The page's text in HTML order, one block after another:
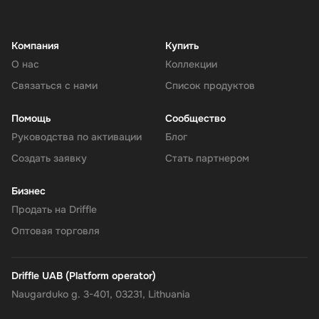
Компания
О нас
Связаться с нами
Купить
Коллекции
Список продуктов
Помощь
Руководства по активации
Создать заявку
Сообщество
Блог
Стать партнером
Бизнес
Продать на Driffle
Оптовая торговля
Driffle UAB (Platform operator)
Naugarduko g. 3-401, 03231, Lithuania